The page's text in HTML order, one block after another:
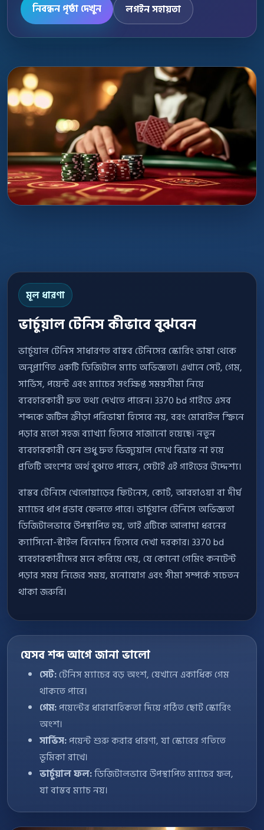
নিবন্ধন পৃষ্ঠা দেখুন লগইন সহায়তা
মূল ধারণা
ভার্চুয়াল টেনিস কীভাবে বুঝবেন
ভার্চুয়াল টেনিস সাধারণত বাস্তব টেনিসের স্কোরিং ভাষা থেকে
অনুপ্রাণিত একটি ডিজিটাল ম্যাচ অভিজ্ঞতা। এখানে সেট, গেম,
সার্ভিস, পয়েন্ট এবং ম্যাচের সংক্ষিপ্ত সময়সীমা নিয়ে
ব্যবহারকারী দ্রুত তথ্য দেখতে পারেন। 3370 bd গাইডে এসব
শব্দকে জটিল ক্রীড়া পরিভাষা হিসেবে নয়, বরং মোবাইল স্ক্রিনে
পড়ার মতো সহজ ব্যাখ্যা হিসেবে সাজানো হয়েছে। নতুন
ব্যবহারকারী যেন শুধু দ্রুত ভিজ্যুয়াল দেখে বিভ্রান্ত না হয়ে
প্রতিটি অংশের অর্থ বুঝতে পারেন, সেটাই এই গাইডের উদ্দেশ্য।
বাস্তব টেনিসে খেলোয়াড়ের ফিটনেস, কোর্ট, আবহাওয়া বা দীর্ঘ
ম্যাচের ধাপ প্রভাব ফেলতে পারে। ভার্চুয়াল টেনিসে অভিজ্ঞতা
ডিজিটালভাবে উপস্থাপিত হয়, তাই এটিকে আলাদা ধরনের
ক্যাসিনো-স্টাইল বিনোদন হিসেবে দেখা দরকার। 3370 bd
ব্যবহারকারীদের মনে করিয়ে দেয়, যে কোনো গেমিং কনটেন্ট
পড়ার সময় নিজের সময়, মনোযোগ এবং সীমা সম্পর্কে সচেতন
থাকা জরুরি।
যেসব শব্দ আগে জানা ভালো
সেট:টেনিস ম্যাচের বড় অংশ, যেখানে একাধিক গেম
থাকতে পারে।
গেম:পয়েন্টের ধারাবাহিকতা দিয়ে গঠিত ছোট স্কোরিং
অংশ।
সার্ভিস:পয়েন্ট শুরু করার ধারণা, যা স্কোরের গতিতে
ভূমিকা রাখে।
ভার্চুয়াল ফল:ডিজিটালভাবে উপস্থাপিত ম্যাচের ফল,
যা বাস্তব ম্যাচ নয়।